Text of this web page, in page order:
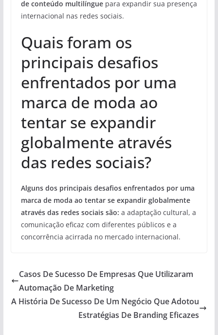
de conteúdo multilínguepara expandir sua presença
internacional nas redes sociais.
Quais foram os
principais desafios
enfrentados por uma
marca de moda ao
tentar se expandir
globalmente através
das redes sociais?
Alguns dos principais desafios enfrentados por uma
marca de moda ao tentar se expandir globalmente
através das redes sociais são: a adaptação cultural, a
comunicação eficaz com diferentes públicos e a
concorrência acirrada no mercado internacional.
Casos De Sucesso De Empresas Que Utilizaram
Automação De Marketing
A História De Sucesso De Um Negócio Que Adotou
Estratégias De Branding Eficazes